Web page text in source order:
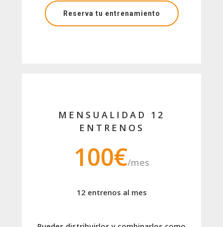
Reserva tu entrenamiento
MENSUALIDAD 12
ENTRENOS
100€/mes
12 entrenos al mes